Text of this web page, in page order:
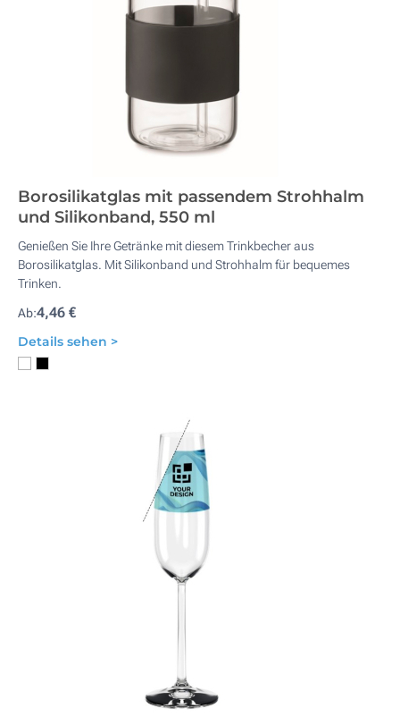
Borosilikatglas mit passendem Strohhalm
und Silikonband, 550 ml
Genießen Sie Ihre Getränke mit diesem Trinkbecher aus
Borosilikatglas. Mit Silikonband und Strohhalm für bequemes
Trinken.
Ab:4,46 €
Details sehen >